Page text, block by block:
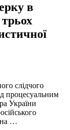
в
слідчого
процесуальним
України
на …